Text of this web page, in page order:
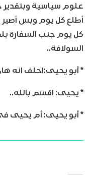
علوم سياسية
أطلع كل يوم وبس أصير
كل يوم جنب السفارة
السولافة..
* أبو يحيى:احلف انه
* يحيى: اقسم بالله..
* أبو يحيى: أم يحيى